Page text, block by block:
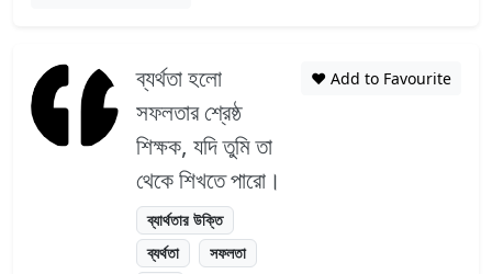
ব্যর্থতা হলো
সফলতার শ্রেষ্ঠ
শিক্ষক, যদি তুমি তা
থেকে শিখতে পারো।
ব্যার্থতার উক্তি
ব্যর্থতা
সফলতা
❤️ Add to Favourite